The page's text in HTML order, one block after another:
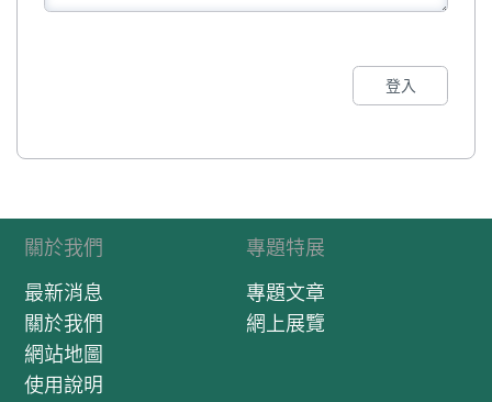
登入
關於我們
最新消息
關於我們
網站地圖
使用說明
專題特展
專題文章
網上展覽